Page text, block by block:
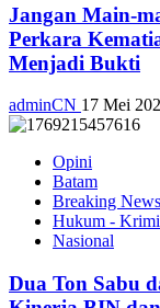
Jangan Main-
Perkara
Menjadi Bukti
adminCN 17 Mei
Opini
Batam
Breaking News
Hukum -
Nasional
Dua Ton Sabu